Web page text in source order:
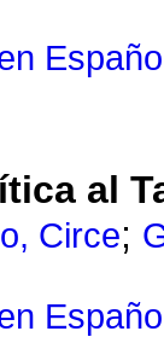
al
Circe;